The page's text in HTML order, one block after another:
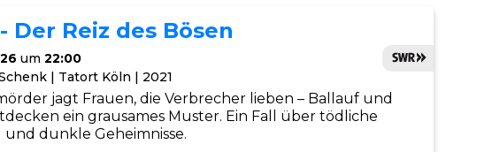
Der Reiz des Bösen
um 22:00
| Tatort Köln | 2021
jagt Frauen, die Verbrecher lieben – Ballauf und
ein grausames Muster. Ein Fall über tödliche
dunkle Geheimnisse.